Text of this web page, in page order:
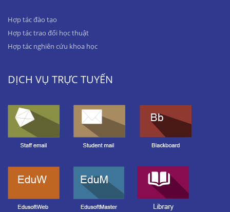
Hợp tác đào tạo
Hợp tác trao đổi học thuật
Hợp tác nghiên cứu khoa học
DỊCH VỤ TRỰC TUYẾN